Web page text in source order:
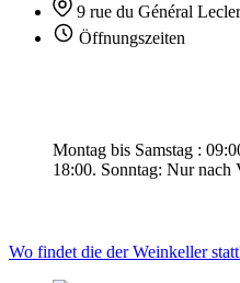
9 rue du Général
Öffnungszeiten
Montag bis Samstag :
18:00. Sonntag: Nur nach
Wo findet die der Weinkeller